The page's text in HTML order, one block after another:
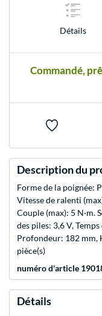
Détails
Commandé,
Description du
Forme de la poignée:
Vitesse de ralenti
Couple (max): 5 N·m.
des piles: 3,6 V,
Profondeur: 182 mm,
pièce(s)
numéro d'article
Détails